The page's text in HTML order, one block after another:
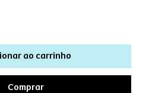
ao carrinho
Comprar